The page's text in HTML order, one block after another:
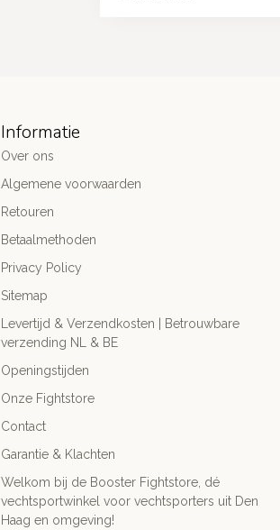
Informatie
Over ons
Algemene voorwaarden
Retouren
Betaalmethoden
Privacy Policy
Sitemap
Levertijd & Verzendkosten | Betrouwbare
verzending NL & BE
Openingstijden
Onze Fightstore
Contact
Garantie & Klachten
Welkom bij de Booster Fightstore, dé
vechtsportwinkel voor vechtsporters uit Den
Haag en omgeving!